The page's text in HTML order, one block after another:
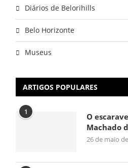
Diários de Belorihills
Belo Horizonte
Museus
ARTIGOS POPULARES
1
O
Machado
26 de maio